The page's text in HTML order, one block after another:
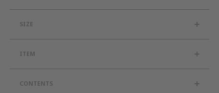
SIZE
ITEM
CONTENTS